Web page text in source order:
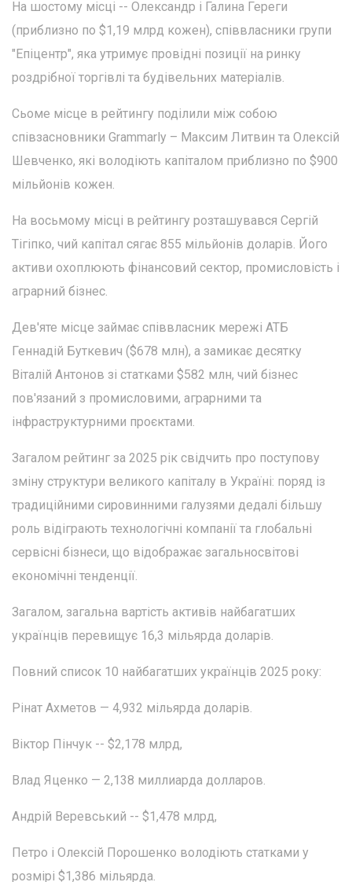
На шостому місці -- Олександр і Галина Гереги
(приблизно по $1,19 млрд кожен), співвласники групи
"Епіцентр", яка утримує провідні позиції на ринку
роздрібної торгівлі та будівельних матеріалів.
Сьоме місце в рейтингу поділили між собою
співзасновники Grammarly – Максим Литвин та Олексій
Шевченко, які володіють капіталом приблизно по $900
мільйонів кожен.
На восьмому місці в рейтингу розташувався Сергій
Тігіпко, чий капітал сягає 855 мільйонів доларів. Його
активи охоплюють фінансовий сектор, промисловість і
аграрний бізнес.
Дев'яте місце займає співвласник мережі АТБ
Геннадій Буткевич ($678 млн), а замикає десятку
Віталій Антонов зі статками $582 млн, чий бізнес
пов'язаний з промисловими, аграрними та
інфраструктурними проєктами.
Загалом рейтинг за 2025 рік свідчить про поступову
зміну структури великого капіталу в Україні: поряд із
традиційними сировинними галузями дедалі більшу
роль відіграють технологічні компанії та глобальні
сервісні бізнеси, що відображає загальносвітові
економічні тенденції.
Загалом, загальна вартість активів найбагатших
українців перевищує 16,3 мільярда доларів.
Повний список 10 найбагатших українців 2025 року:
Рінат Ахметов — 4,932 мільярда доларів.
Віктор Пінчук -- $2,178 млрд,
Влад Яценко — 2,138 миллиарда долларов.
Андрій Веревський -- $1,478 млрд,
Петро і Олексій Порошенко володіють статками у
розмірі $1,386 мільярда.